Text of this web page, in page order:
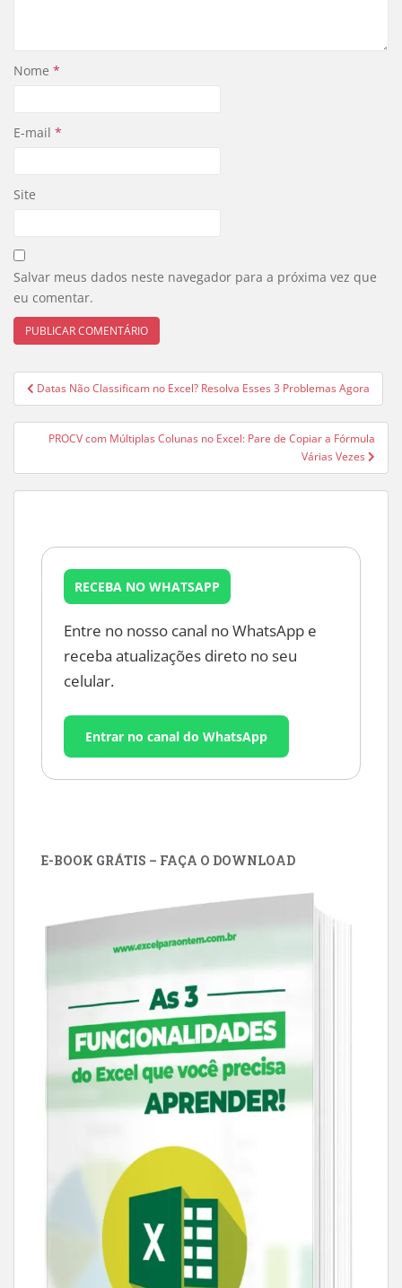
Nome *
E-mail *
Site
Salvar meus dados neste navegador para a próxima vez que
eu comentar.
Navegação
de
Post
Datas Não Classificam no Excel? Resolva Esses 3 Problemas Agora
PROCV com Múltiplas Colunas no Excel: Pare de Copiar a Fórmula
Várias Vezes
RECEBA NO WHATSAPP
Entre no nosso canal no WhatsApp e
receba atualizações direto no seu
celular.
Entrar no canal do WhatsApp
E-BOOK GRÁTIS – FAÇA O DOWNLOAD